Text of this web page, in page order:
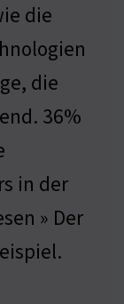
die
die
36%
in der
» Der